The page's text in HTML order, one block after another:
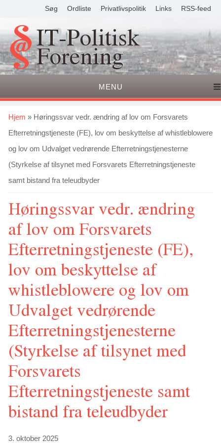
Søg Ordliste Privatlivspolitik Links RSS-feed
IT-Politisk
Forening
MENU
Du er her
Hjem » Høringssvar vedr. ændring af lov om Forsvarets
Efterretningstjeneste (FE), lov om beskyttelse af whistleblowere
og lov om Udvalget vedrørende Efterretningstjenesterne
(Styrkelse af tilsynet med Forsvarets Efterretningstjeneste
samt bistand fra teleudbyder
Høringssvar vedr. ændring
af lov om Forsvarets
Efterretningstjeneste (FE),
lov om beskyttelse af
whistleblowere og lov om
Udvalget vedrørende
Efterretningstjenesterne
(Styrkelse af tilsynet med
Forsvarets
Efterretningstjeneste samt
bistand fra teleudbyder
3. oktober 2025